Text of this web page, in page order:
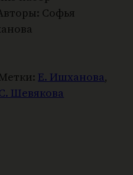
Софья
Е. Ишханова
Шевякова